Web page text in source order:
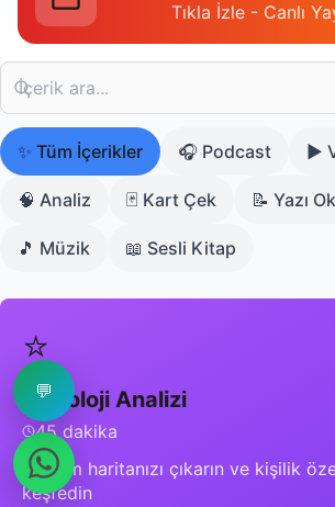
💬
Tıkla İzle - Canlı
✨ Tüm İçerikler 🎧 Podcast ▶️
🧠 Analiz 🃏 Kart Çek 📝 Yazı
🎵 Müzik 📖 Sesli Kitap
⭐
Astroloji Analizi
45 dakika
Doğum haritanızı çıkarın ve kişilik
keşfedin